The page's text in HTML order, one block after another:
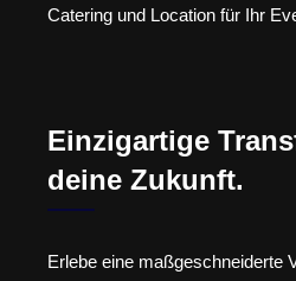
Catering und Location für Ihr
Einzigartige
deine Zukunft.
Erlebe eine maßgeschneiderte